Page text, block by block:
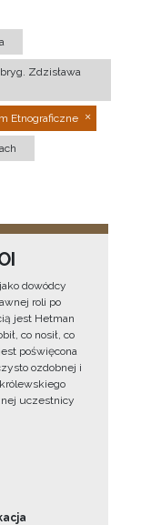
Zdzisława
Etnograficzne
dowódcy
roli po
jest Hetman
co nosił, co
poświęcona
ozdobnej i
uczestnicy